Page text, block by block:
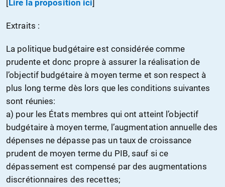
[Lire la proposition ici]
Extraits :
La politique budgétaire est considérée comme
prudente et donc propre à assurer la réalisation de
l’objectif budgétaire à moyen terme et son respect à
plus long terme dès lors que les conditions suivantes
sont réunies:
a) pour les États membres qui ont atteint l’objectif
budgétaire à moyen terme, l’augmentation annuelle des
dépenses ne dépasse pas un taux de croissance
prudent de moyen terme du PIB, sauf si ce
dépassement est compensé par des augmentations
discrétionnaires des recettes;